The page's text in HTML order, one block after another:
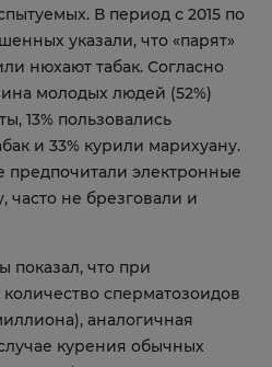
В период с 2015 по
указали, что «парят»
нюхают табак. Согласно
молодых людей (52%)
13% пользовались
и 33% курили марихуану.
электронные
часто не брезговали и
показал, что при
сперматозоидов
аналогичная
курения обычных